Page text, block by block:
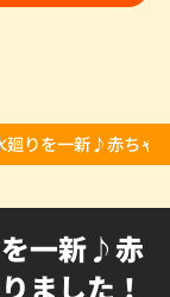
廻りを一新♪赤ちゃ
一新♪赤
ました！